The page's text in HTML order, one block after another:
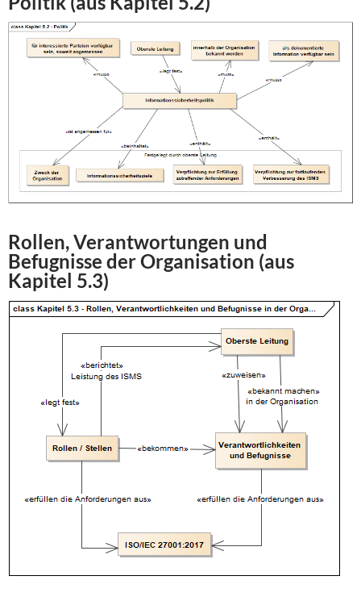
Rollen, Verantwortungen und
Befugnisse der Organisation (aus
Kapitel 5.3)